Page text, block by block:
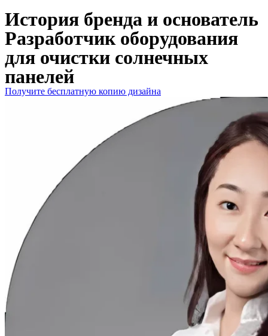
История бренда и основатель
Разработчик оборудования
для очистки солнечных
панелей
Получите бесплатную копию дизайна